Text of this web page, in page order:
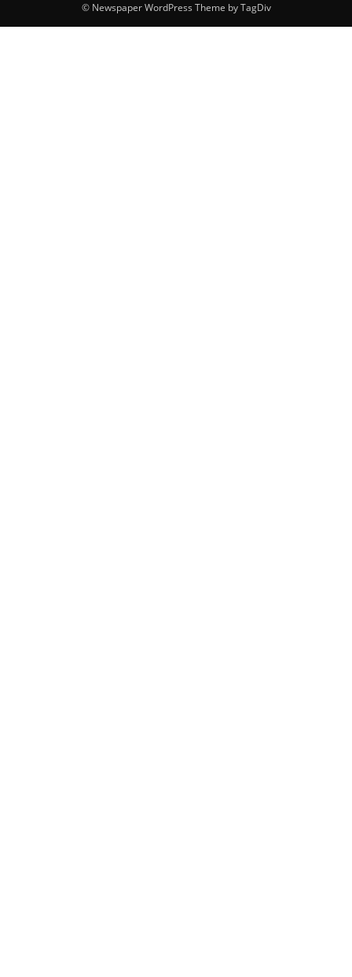
© Newspaper WordPress Theme by TagDiv